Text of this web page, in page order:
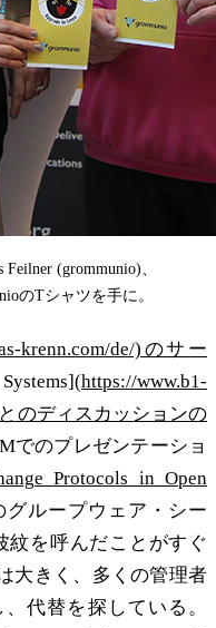
(grommunio)、
のTシャツを手に。
krenn.com/de/)のサー
Systems](https://www.b1-
のディスカッションの
でのプレゼンテーショ
Protocols in Open
グループウェア・シー
紋を呼んだことがすぐ
大きく、多くの管理者
代替を探している。